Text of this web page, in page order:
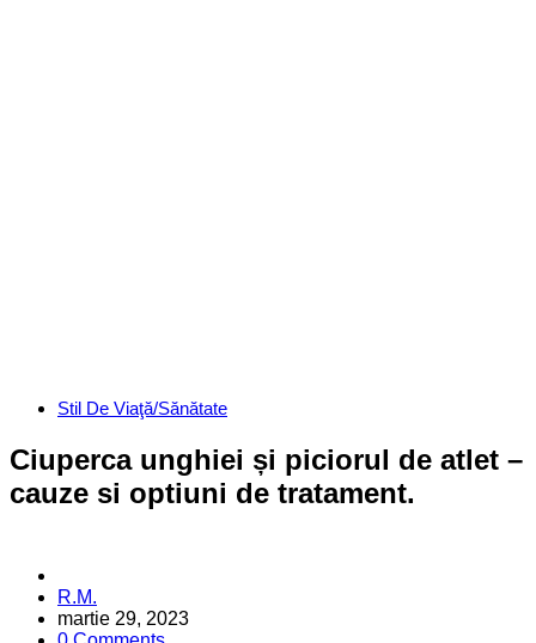
CategoriesStil De Viaţă/Sănătate
Ciuperca unghiei și piciorul de atlet –
cauze si optiuni de tratament.
Posted
by
R.M.
martie 29, 2023